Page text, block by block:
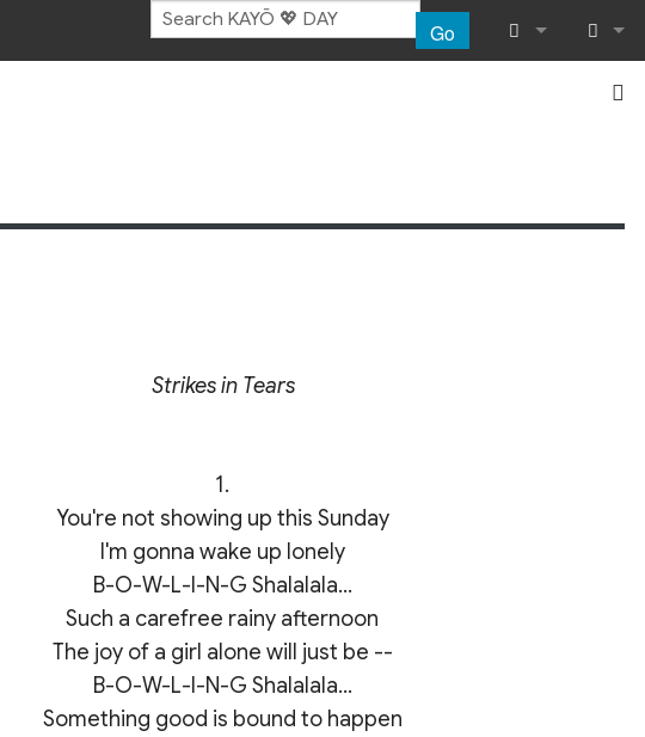
Go
What links
Log in
Strikes in Tears
1.
You're not showing up this Sunday
I'm gonna wake up lonely
B-O-W-L-I-N-G Shalalala...
Such a carefree rainy afternoon
The joy of a girl alone will just be --
B-O-W-L-I-N-G Shalalala...
Something good is bound to happen